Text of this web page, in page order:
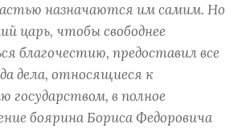
назначаются им самим. Но
царь, чтобы свободнее
благочестию, предоставил все
дела, относящиеся к
государством, в полное
боярина Бориса Федоровича